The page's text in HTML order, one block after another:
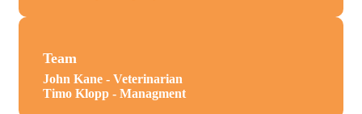
Team
John Kane - Veterinarian
Timo Klopp - Managment